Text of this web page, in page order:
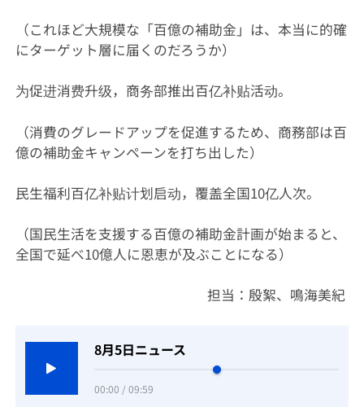
（これほど大規模な「百億の補助金」は、本当に的確
にターゲット層に届くのだろうか）
为促进消费升级，商务部推出‌百亿补贴‌活动。
（消費のグレードアップを促進するため、商務部は百
億の補助金キャンペーンを打ち出した）
民生福利‌百亿补贴‌计划启动，覆盖全国10亿人次。
（国民生活を支援する百億の補助金計画が始まると、
全国で延べ10億人に恩恵が及ぶことになる）
担当：殷絮、鳴海美紀
8月5日ニュース
00:00 / 09:59